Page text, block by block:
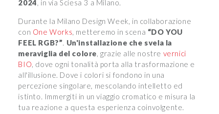
2024, in via Sciesa 3 a Milano.
Durante la Milano Design Week, in collaborazione
con One Works, metteremo in scena “DO YOU
FEEL RGB?”. Un'installazione che svela la
meraviglia del colore, grazie alle nostre vernici
BIO, dove ogni tonalità porta alla trasformazione e
all'illusione. Dove i colori si fondono in una
percezione singolare, mescolando intelletto ed
istinto. Immergiti in un viaggio cromatico e misura la
tua reazione a questa esperienza coinvolgente.